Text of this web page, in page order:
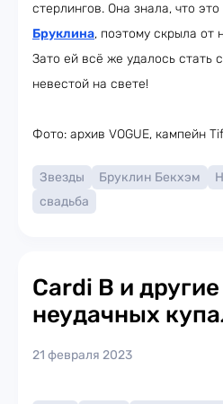
стерлингов. Она знала, что это
Бруклина, поэтому скрыла от
Зато ей всё же удалось стать
невестой на свете!
Фото: архив VOGUE, кампейн
Звезды Бруклин Бекхэм
свадьба
Cardi B и
неудачных
21 февраля 2023